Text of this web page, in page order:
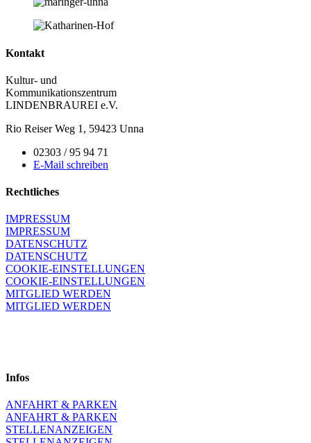
Kontakt
Kultur- und
Kommunikationszentrum
LINDENBRAUREI e.V.
Rio Reiser Weg 1, 59423 Unna
02303 / 95 94 71
E-Mail schreiben
Rechtliches
IMPRESSUM
IMPRESSUM
DATENSCHUTZ
DATENSCHUTZ
COOKIE-EINSTELLUNGEN
COOKIE-EINSTELLUNGEN
MITGLIED WERDEN
MITGLIED WERDEN
Infos
ANFAHRT & PARKEN
ANFAHRT & PARKEN
STELLENANZEIGEN